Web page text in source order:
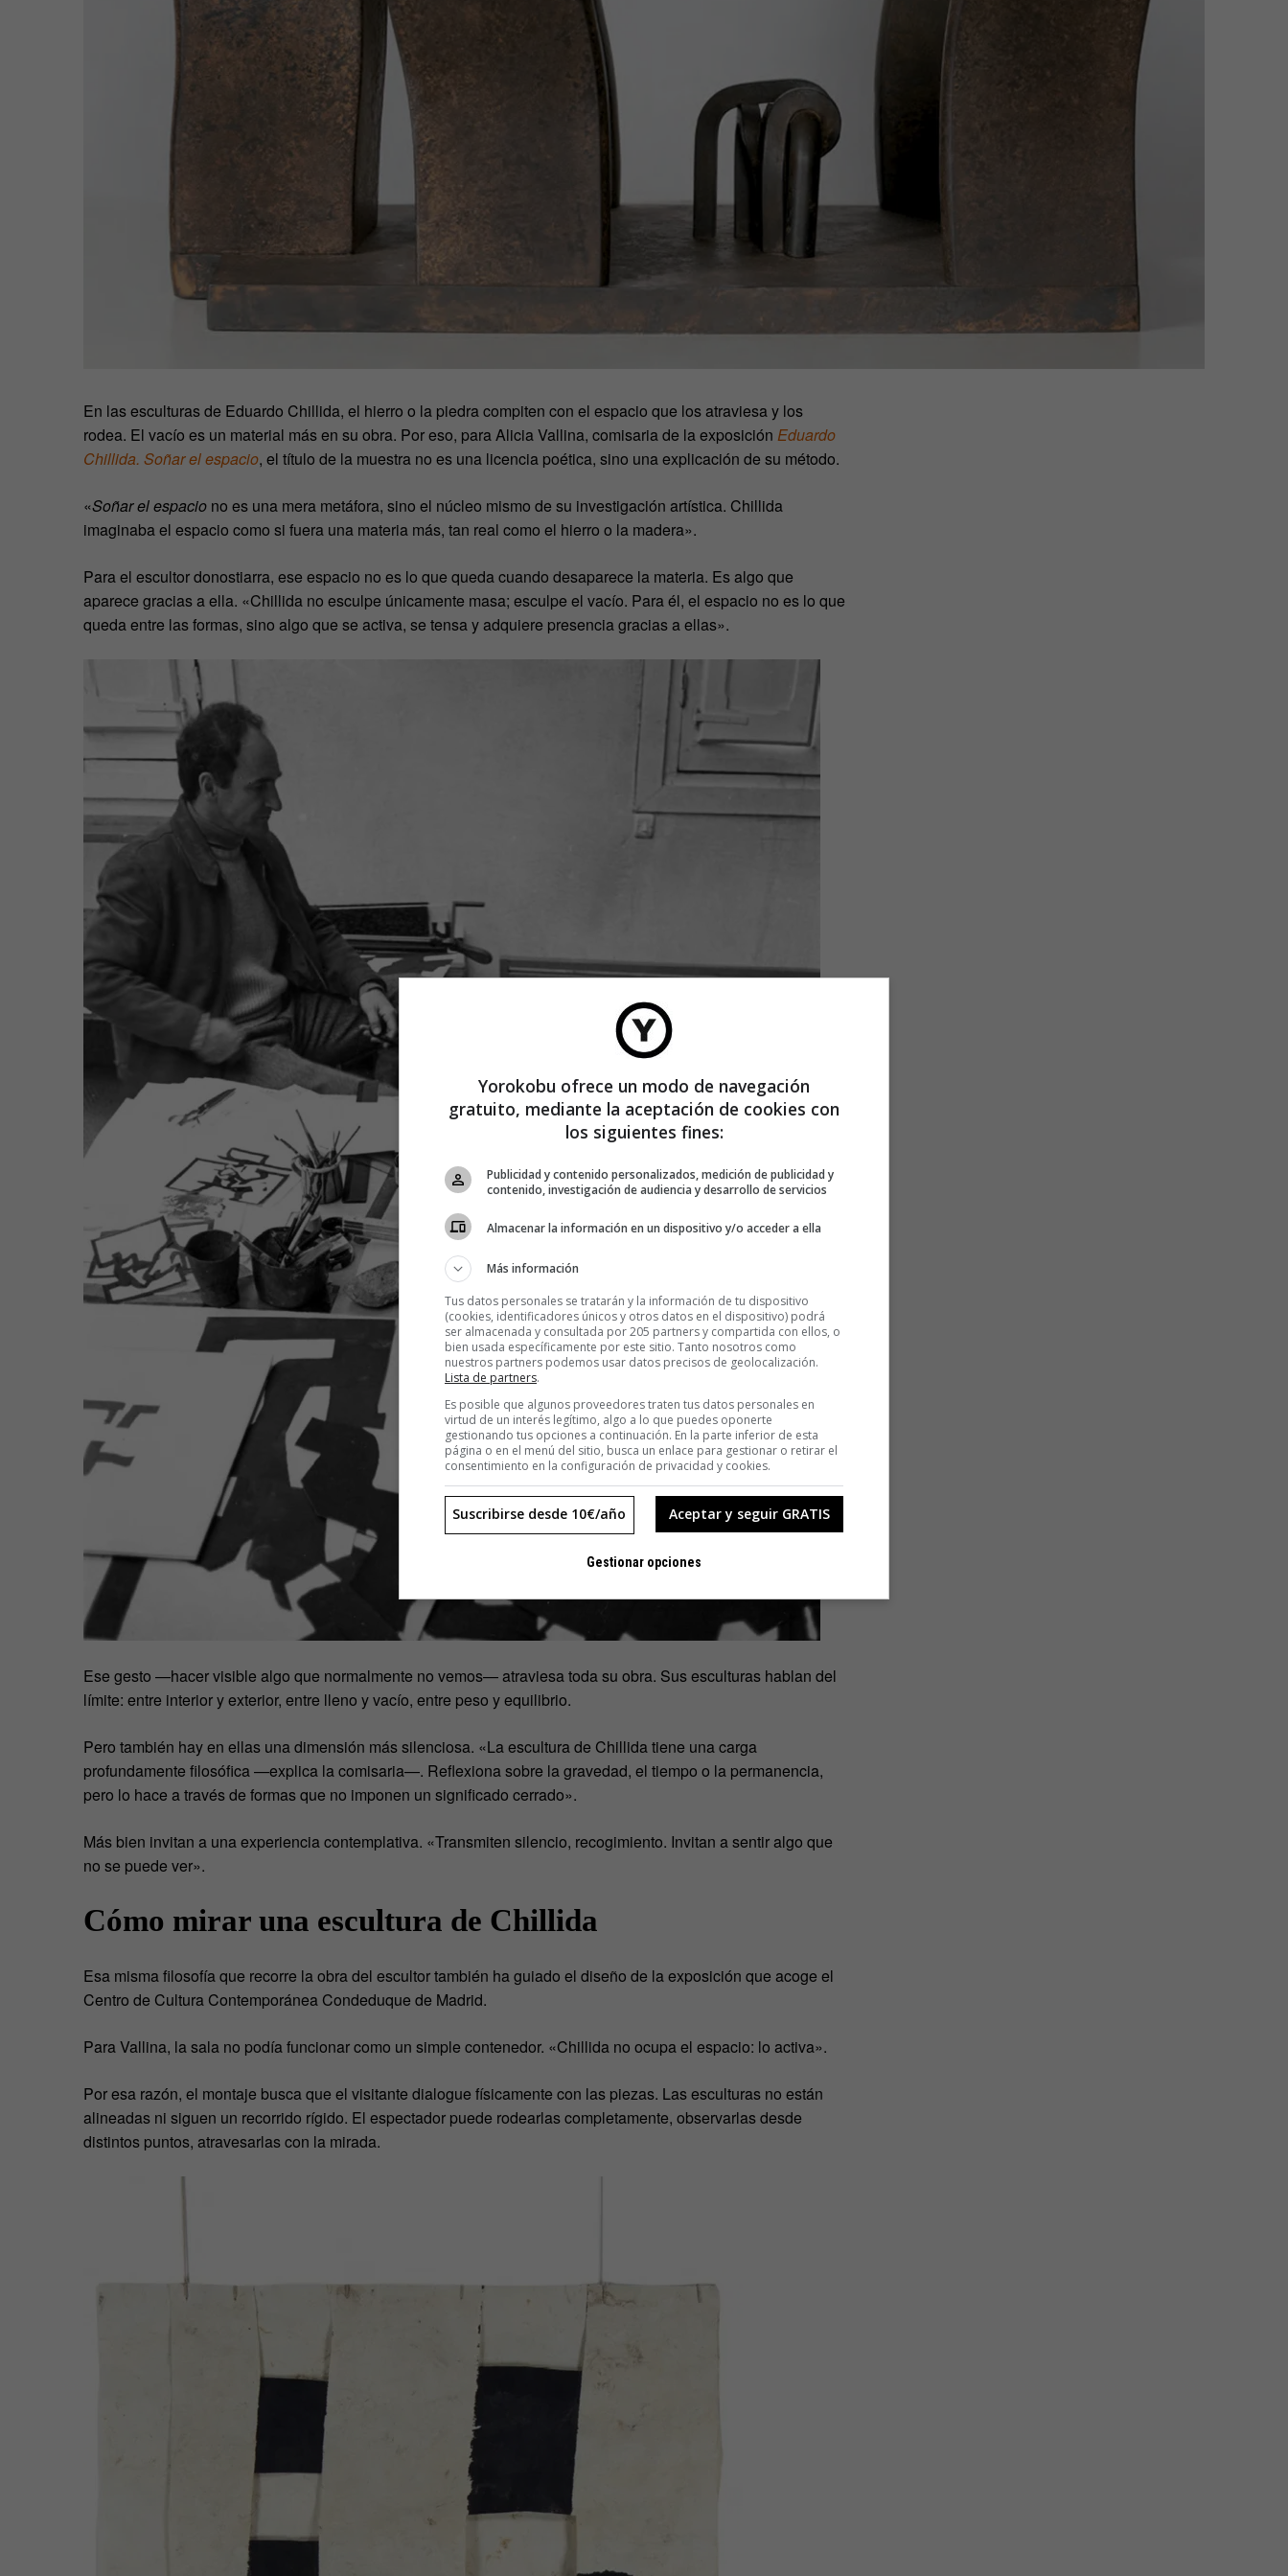
En las esculturas de Eduardo Chillida, el hierro o la piedra compiten con el espacio que los atraviesa y los
rodea. El vacío es un material más en su obra. Por eso, para Alicia Vallina, comisaria de la exposición Eduardo
Chillida. Soñar el espacio, el título de la muestra no es una licencia poética, sino una explicación de su método.
«Soñar el espacio no es una mera metáfora, sino el núcleo mismo de su investigación artística. Chillida
imaginaba el espacio como si fuera una materia más, tan real como el hierro o la madera».
Para el escultor donostiarra, ese espacio no es lo que queda cuando desaparece la materia. Es algo que
aparece gracias a ella. «Chillida no esculpe únicamente masa; esculpe el vacío. Para él, el espacio no es lo que
queda entre las formas, sino algo que se activa, se tensa y adquiere presencia gracias a ellas».
Ese gesto —hacer visible algo que normalmente no vemos— atraviesa toda su obra. Sus esculturas hablan del
límite: entre interior y exterior, entre lleno y vacío, entre peso y equilibrio.
Pero también hay en ellas una dimensión más silenciosa. «La escultura de Chillida tiene una carga
profundamente filosófica —explica la comisaria—. Reflexiona sobre la gravedad, el tiempo o la permanencia,
pero lo hace a través de formas que no imponen un significado cerrado».
Más bien invitan a una experiencia contemplativa. «Transmiten silencio, recogimiento. Invitan a sentir algo que
no se puede ver».
Cómo mirar una escultura de Chillida
Esa misma filosofía que recorre la obra del escultor también ha guiado el diseño de la exposición que acoge el
Centro de Cultura Contemporánea Condeduque de Madrid.
Para Vallina, la sala no podía funcionar como un simple contenedor. «Chillida no ocupa el espacio: lo activa».
Por esa razón, el montaje busca que el visitante dialogue físicamente con las piezas. Las esculturas no están
alineadas ni siguen un recorrido rígido. El espectador puede rodearlas completamente, observarlas desde
distintos puntos, atravesarlas con la mirada.
Yorokobu ofrece un modo de navegación
gratuito, mediante la aceptación de cookies con
los siguientes fines:
Publicidad y contenido personalizados, medición de publicidad y
contenido, investigación de audiencia y desarrollo de servicios
Almacenar la información en un dispositivo y/o acceder a ella
Más información
Tus datos personales se tratarán y la información de tu dispositivo
(cookies, identificadores únicos y otros datos en el dispositivo) podrá
ser almacenada y consultada por 205 partners y compartida con ellos, o
bien usada específicamente por este sitio. Tanto nosotros como
nuestros partners podemos usar datos precisos de geolocalización.
Lista de partners.
Es posible que algunos proveedores traten tus datos personales en
virtud de un interés legítimo, algo a lo que puedes oponerte
gestionando tus opciones a continuación. En la parte inferior de esta
página o en el menú del sitio, busca un enlace para gestionar o retirar el
consentimiento en la configuración de privacidad y cookies.
Aceptar y seguir GRATIS
Suscribirse desde 10€/año
Gestionar opciones